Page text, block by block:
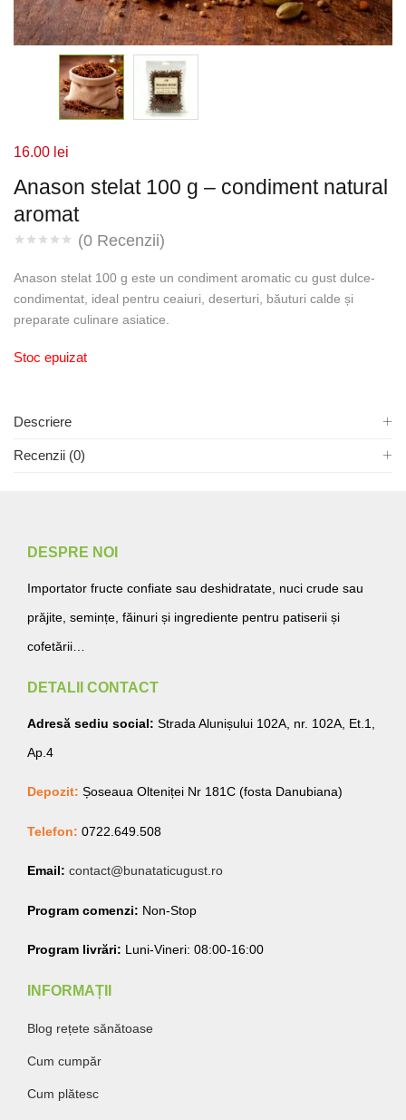
Anason stelat 100 g – condiment natural
aromat
(0 Recenzii)
16.00 lei
Anason stelat 100 g este un condiment aromatic cu gust dulce-
condimentat, ideal pentru ceaiuri, deserturi, băuturi calde și
preparate culinare asiatice.
Stoc epuizat
Descriere
Recenzii (0)
DESPRE NOI
Importator fructe confiate sau deshidratate, nuci crude sau
prăjite, semințe, făinuri și ingrediente pentru patiserii și
cofetării…
DETALII CONTACT
Adresă sediu social: Strada Alunișului 102A, nr. 102A, Et.1,
Ap.4
Depozit: Șoseaua Olteniței Nr 181C (fosta Danubiana)
Telefon: 0722.649.508
Email: contact@bunataticugust.ro
Program comenzi: Non-Stop
Program livrări: Luni-Vineri: 08:00-16:00
INFORMAȚII
Blog rețete sănătoase
Cum cumpăr
Cum plătesc